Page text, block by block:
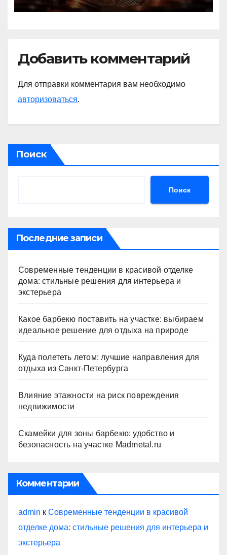
Добавить комментарий
Для отправки комментария вам необходимо
авторизоваться.
Поиск
Поиск
Последние записи
Современные тенденции в красивой отделке
дома: стильные решения для интерьера и
экстерьера
Какое барбекю поставить на участке: выбираем
идеальное решение для отдыха на природе
Куда полететь летом: лучшие направления для
отдыха из Санкт-Петербурга
Влияние этажности на риск повреждения
недвижимости
Скамейки для зоны барбекю: удобство и
безопасность на участке Madmetal.ru
Комментарии
admin к Современные тенденции в красивой
отделке дома: стильные решения для интерьера и
экстерьера